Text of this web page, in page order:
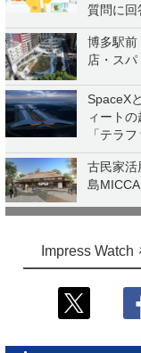
質問に回
博多駅前
店・ス
SpaceX
ィート
「テラ
古民家活
島
Impress Watch